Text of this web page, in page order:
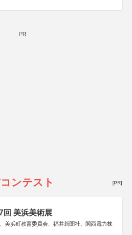
PR
ンテスト [PR]
回 美浜美術展
美浜町教育委員会、福井新聞社、関西電力株